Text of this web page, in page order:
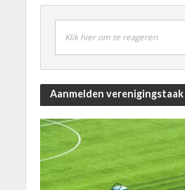
Klik hier om te reageren
Aanmelden verenigingstaak